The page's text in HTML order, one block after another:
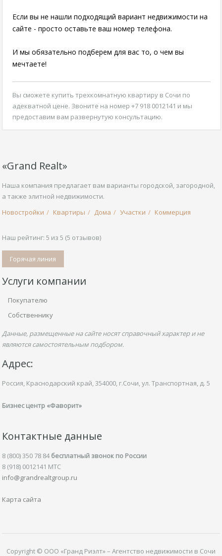
Если вы не нашли подходящий вариант недвижимости на
сайте - просто оставьте ваш номер телефона.
И мы обязательно подберем для вас то, о чем вы
мечтаете!
Вы сможете купить трехкомнатную квартиру в Сочи по
адекватной цене. Звоните на номер +7 918 0012141 и мы
предоставим вам развернутую консультацию.
«Grand Realt»
Наша компания предлагает вам варианты городской, загородной,
а также элитной недвижимости.
Новостройки
Квартиры Дома Участки Коммерция
Наш рейтинг: 5 из 5 (5 отзывов)
Горячая линия
Услуги компании
Покупателю
Собственнику
Данные, размещенные на сайте носят справочный характер и не
являются самостоятельным подбором.
Адрес:
Россия, Краснодарский край,354000, г.Сочи, ул. Транспортная, д. 5
Бизнес центр «Фаворит»
Контактные данные
8 (800) 350 78 84бесплатный звонок по России
8 (918) 0012141 MTC
info@grandrealtgroup.ru
Карта сайта
Copyright © ООО «Гранд Риэлт» – Агентство недвижимости в Сочи